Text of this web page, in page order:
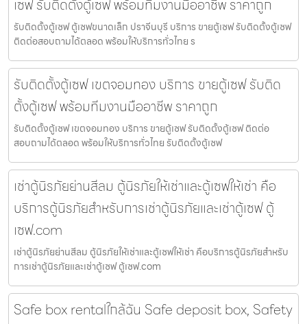
เซฟ รับติดตั้งตู้เซฟ พร้อมทีมงานมืออาชีพ ราคาถูก
รับติดตั้งตู้เซฟ ตู้เซฟขนาดเล็ก ปราจีนบุรี บริการ ขายตู้เซฟ รับติดตั้งตู้เซฟ
ติดต่อสอบถามได้ตลอด พร้อมให้บริการทั่วไทย ร
รับติดตั้งตู้เซฟ เขตจอมทอง บริการ ขายตู้เซฟ รับติด
ตั้งตู้เซฟ พร้อมทีมงานมืออาชีพ ราคาถูก
รับติดตั้งตู้เซฟ เขตจอมทอง บริการ ขายตู้เซฟ รับติดตั้งตู้เซฟ ติดต่อ
สอบถามได้ตลอด พร้อมให้บริการทั่วไทย รับติดตั้งตู้เซฟ
เช่าตู้นิรภัยย่านสีลม ตู้นิรภัยให้เช่าและตู้เซฟให้เช่า คือ
บริการตู้นิรภัยสำหรับการเช่าตู้นิรภัยและเช่าตู้เซฟ ตู้
เซฟ.com
เช่าตู้นิรภัยย่านสีลม ตู้นิรภัยให้เช่าและตู้เซฟให้เช่า คือบริการตู้นิรภัยสำหรับ
การเช่าตู้นิรภัยและเช่าตู้เซฟ ตู้เซฟ.com
Safe box rentalใกล้ฉัน Safe deposit box, Safety